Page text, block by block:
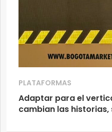
PLATAFORMAS
Adaptar para el
cambian las historias,